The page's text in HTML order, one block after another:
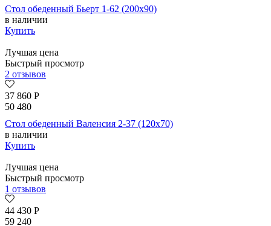
Стол обеденный Бьерт 1-62 (200х90)
в наличии
Купить
Лучшая цена
Быстрый просмотр
2 отзывов
37 860 Р
50 480
Стол обеденный Валенсия 2-37 (120х70)
в наличии
Купить
Лучшая цена
Быстрый просмотр
1 отзывов
44 430 Р
59 240